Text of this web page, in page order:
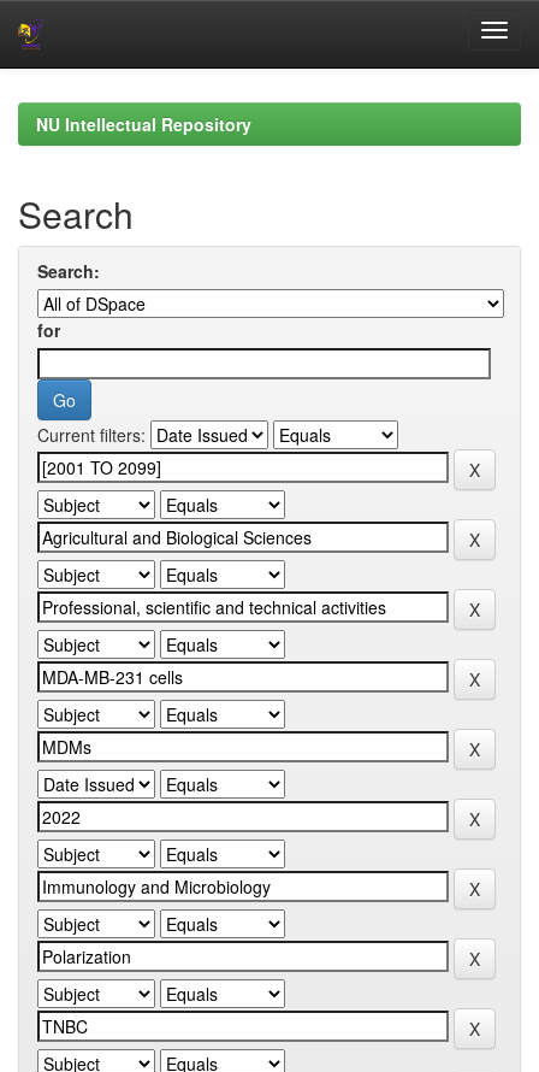
navigationNU Intellectual Repository
Search
Search:
for
Current filters: